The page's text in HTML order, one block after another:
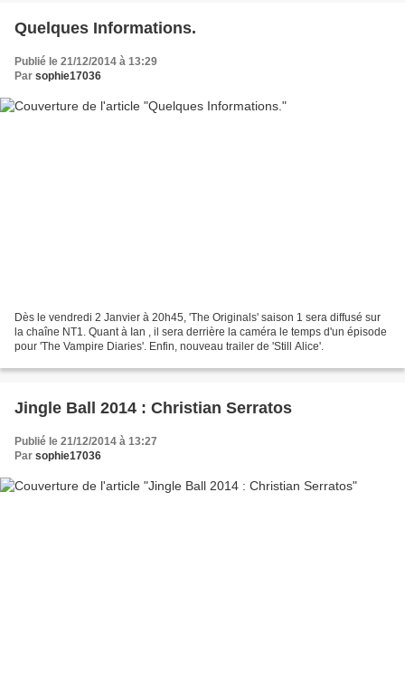
Quelques Informations.
Publié le 21/12/2014 à 13:29
Par sophie17036
Dès le vendredi 2 Janvier à 20h45, 'The Originals' saison 1 sera diffusé sur
la chaîne NT1. Quant à Ian , il sera derrière la caméra le temps d'un épisode
pour 'The Vampire Diaries'. Enfin, nouveau trailer de 'Still Alice'.
Jingle Ball 2014 : Christian Serratos
Publié le 21/12/2014 à 13:27
Par sophie17036